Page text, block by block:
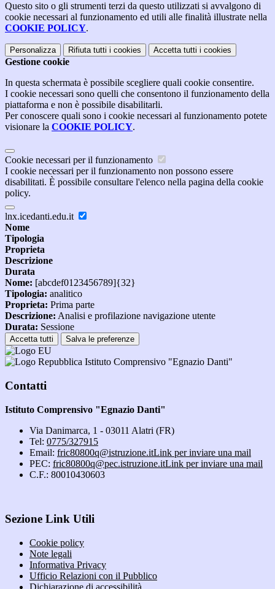
Questo sito o gli strumenti terzi da questo utilizzati si avvalgono di
cookie necessari al funzionamento ed utili alle finalità illustrate nella
COOKIE POLICY.
Personalizza Rifiuta tutti i cookies Accetta tutti i cookies
Gestione cookie
In questa schermata è possibile scegliere quali cookie consentire.
I cookie necessari sono quelli che consentono il funzionamento della
piattaforma e non è possibile disabilitarli.
Per conoscere quali sono i cookie necessari al funzionamento potete
visionare la COOKIE POLICY.
Cookie necessari per il funzionamento
I cookie necessari per il funzionamento non possono essere
disabilitati. È possibile consultare l'elenco nella pagina della cookie
policy.
lnx.icedanti.edu.it
Nome
Tipologia
Proprieta
Descrizione
Durata
Nome: [abcdef0123456789]{32}
Tipologia: analitico
Proprieta: Prima parte
Descrizione: Analisi e profilazione navigazione utente
Durata: Sessione
Accetta tutti Salva le preferenze
Istituto Comprensivo "Egnazio Danti"
Contatti
Istituto Comprensivo "Egnazio Danti"
Via Danimarca, 1 - 03011 Alatri (FR)
Tel: 0775/327915
Email: fric80800q@istruzione.itLink per inviare una mail
PEC: fric80800q@pec.istruzione.itLink per inviare una mail
C.F.: 80010430603
Sezione Link Utili
Cookie policy
Note legali
Informativa Privacy
Ufficio Relazioni con il Pubblico
Dichiarazione di accessibilità